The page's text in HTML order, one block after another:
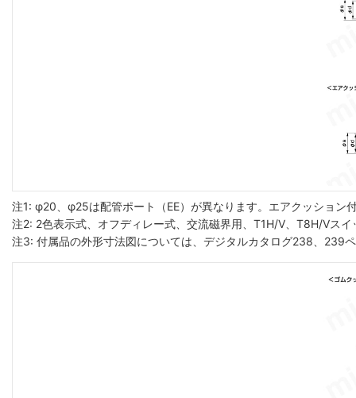
注1: φ20、φ25は配管ポート（EE）が異なります。エアクッション
注2: 2色表示式、オフディレー式、交流磁界用、T1H/V、T8H/Vス
注3: 付属品の外形寸法図については、デジタルカタログ238、239